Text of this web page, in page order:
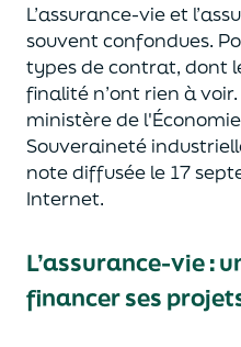
L’assurance-vie et
souventconfondues.
types de contrat, dont
finalité n’ont rien à voir.
ministère de l'Économie
Souveraineté industr
note diffusée le 17
Internet.
L’assurance-vie :
financer ses